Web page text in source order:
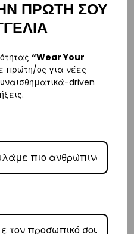
Courier Center
από 1-3 εργάσιμες
στα€16.
συνήθως από 2-7 εργάσιμες
ΠΡΩΤΗ ΣΟΥ
“Wear Your
πρώτη/ος για νέες
driven